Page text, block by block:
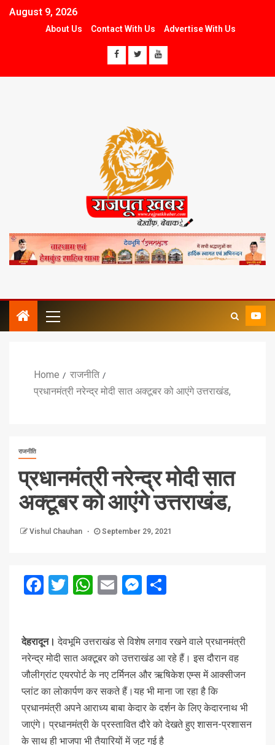
August 9, 2026
About Us Contact With Us Advertise With Us
Home
राजनीति
प्रधानमंत्री नरेन्द्र मोदी सात अक्टूबर को आएंगे उत्तराखंड,
राजनीति
प्रधानमंत्री नरेन्द्र मोदी सात
अक्टूबर को आएंगे उत्तराखंड,
Vishul Chauhan September 29, 2021
Facebook
Twitter
WhatsApp
EmailMessenger
देहरादून। देवभूमि उत्तराखंड से विशेष लगाव रखने वाले प्रधानमंत्री
नरेन्द्र मोदी सात अक्टूबर को उत्तराखंड आ रहे हैं। इस दौरान वह
जौलीग्रांट एयरपोर्ट के नए टर्मिनल और ऋषिकेश एम्स में आक्सीजन
प्लांट का लोकार्पण कर सकते हैं।यह भी माना जा रहा है कि
प्रधानमंत्री अपने आराध्य बाबा केदार के दर्शन के लिए केदारनाथ भी
जाएंगे। प्रधानमंत्री के प्रस्तावित दौरे को देखते हुए शासन-प्रशासन
के साथ ही भाजपा भी तैयारियों में जुट गई है